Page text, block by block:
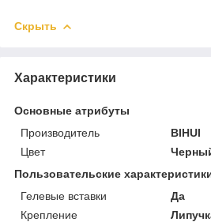
Скрыть
Характеристики
Основные атрибуты
Производитель
BIHUI
Цвет
Пользовательские
Гелевые вставки
Да
Крепление